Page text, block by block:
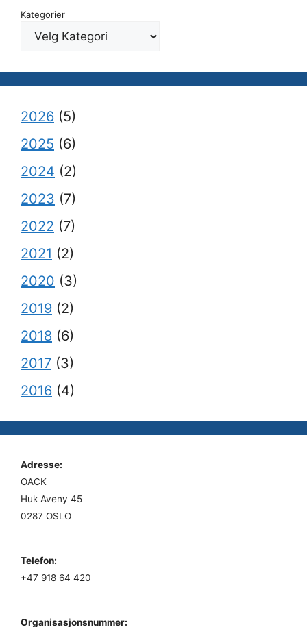
Kategorier
2026 (5)
2025 (6)
2024 (2)
2023 (7)
2022 (7)
2021 (2)
2020 (3)
2019 (2)
2018 (6)
2017 (3)
2016 (4)
Adresse:
OACK
Huk Aveny 45
0287 OSLO
Telefon:
+47 918 64 420
Organisasjonsnummer: